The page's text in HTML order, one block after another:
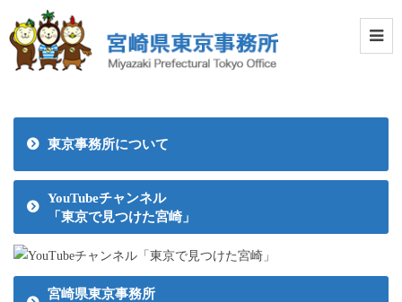
東京事務所について
YouTubeチャンネル
「東京で見つけた宮崎」
宮崎県東京事務所